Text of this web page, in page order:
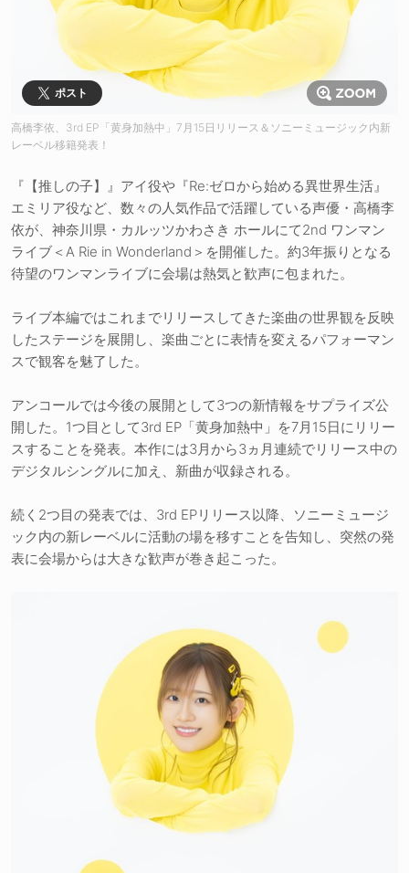
ポスト
高橋李依、3rd EP「黄身加熱中」7月15日リリース＆ソニーミュージック内新
レーベル移籍発表！
『【推しの子】』アイ役や『Re:ゼロから始める異世界生活』
エミリア役など、数々の人気作品で活躍している声優・高橋李
依が、神奈川県・カルッツかわさき ホールにて2nd ワンマン
ライブ＜A Rie in Wonderland＞を開催した。約3年振りとなる
待望のワンマンライブに会場は熱気と歓声に包まれた。
ライブ本編ではこれまでリリースしてきた楽曲の世界観を反映
したステージを展開し、楽曲ごとに表情を変えるパフォーマン
スで観客を魅了した。
アンコールでは今後の展開として3つの新情報をサプライズ公
開した。1つ目として3rd EP「黄身加熱中」を7月15日にリリー
スすることを発表。本作には3月から3ヵ月連続でリリース中の
デジタルシングルに加え、新曲が収録される。
続く2つ目の発表では、3rd EPリリース以降、ソニーミュージ
ック内の新レーベルに活動の場を移すことを告知し、突然の発
表に会場からは大きな歓声が巻き起こった。